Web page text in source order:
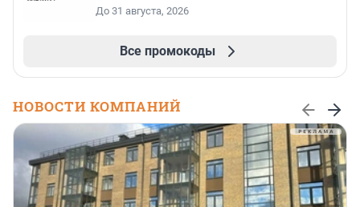
До 31 августа, 2026
Все промокоды
НОВОСТИ КОМПАНИЙ